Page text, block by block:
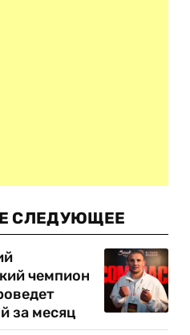
СЛЕДУЮЩЕЕ
чемпион
за месяц